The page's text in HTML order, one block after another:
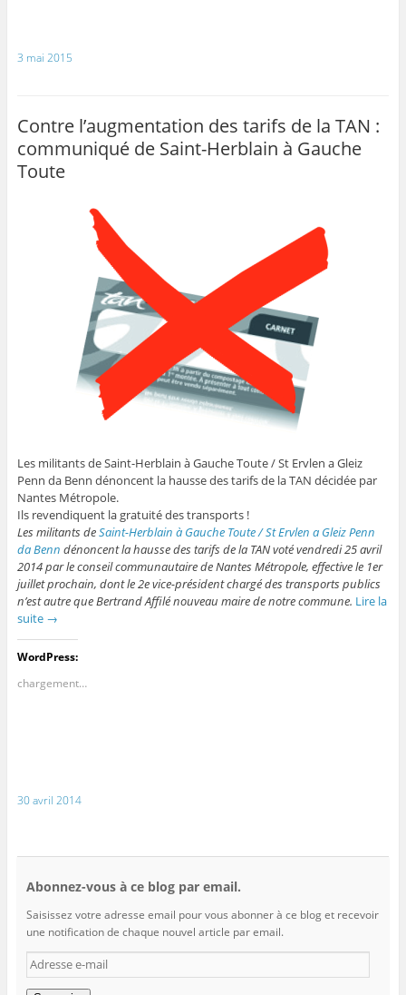
3 mai 2015
Contre l’augmentation des tarifs de la TAN :
communiqué de Saint-Herblain à Gauche
Toute
Les militants de Saint-Herblain à Gauche Toute / St Ervlen a Gleiz
Penn da Benn dénoncent la hausse des tarifs de la TAN décidée par
Nantes Métropole.
Ils revendiquent la gratuité des transports !
Les militants deSaint-Herblain à Gauche Toute / St Ervlen a Gleiz Penn
da Benn dénoncent la hausse des tarifs de la TAN voté vendredi 25 avril
2014 par le conseil communautaire de Nantes Métropole, effective le 1er
juillet prochain, dont le 2e vice-président chargé des transports publics
n’est autre que Bertrand Affilé nouveau maire de notre commune. Lire la
suite →
WordPress:
chargement…
30 avril 2014
Abonnez-vous à ce blog par email.
Saisissez votre adresse email pour vous abonner à ce blog et recevoir
une notification de chaque nouvel article par email.
Adresse
e-